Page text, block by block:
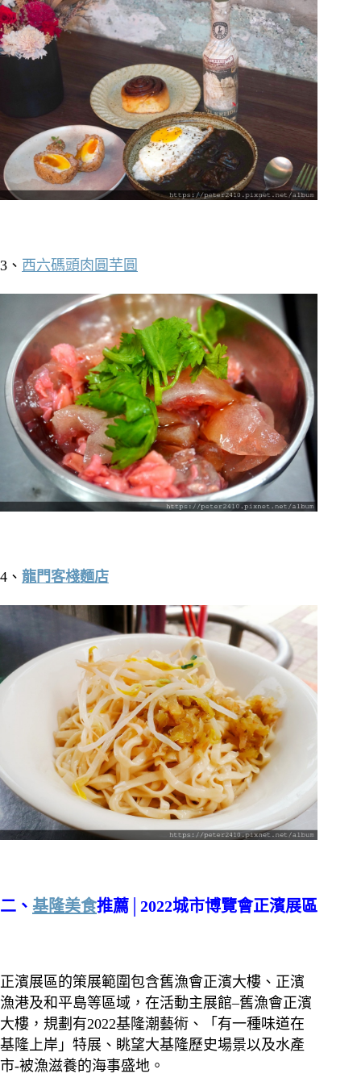
3、 西六碼頭肉圓芋圓
4、 龍門客棧麵店
二、 基隆美食推薦│2022城市博覽會正濱展區
正濱展區的策展範圍包含舊漁會正濱大樓、正濱
漁港及和平島等區域，在活動主展館–舊漁會正濱
大樓，規劃有2022基隆潮藝術、「有一種味道在
基隆上岸」特展、眺望大基隆歷史場景以及水產
市-被漁滋養的海事盛地。